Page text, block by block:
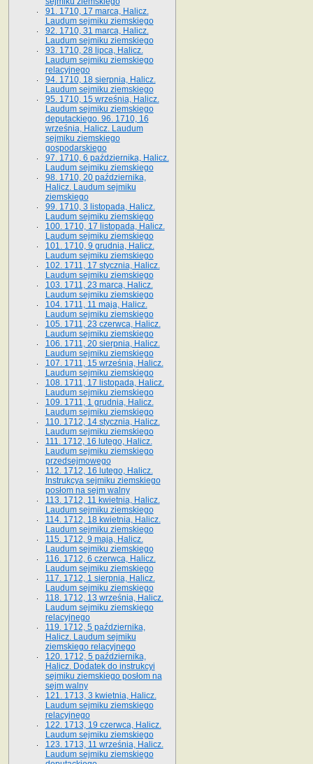
91. 1710, 17 marca, Halicz.
Laudum sejmiku ziemskiego
92. 1710, 31 marca, Halicz.
Laudum sejmiku ziemskiego
93. 1710, 28 lipca, Halicz.
Laudum sejmiku ziemskiego
relacyjnego
94. 1710, 18 sierpnia, Halicz.
Laudum sejmiku ziemskiego
95. 1710, 15 września, Halicz.
Laudum sejmiku ziemskiego
deputackiego. 96. 1710, 16
września, Halicz. Laudum
sejmiku ziemskiego
gospodarskiego
97. 1710, 6 października, Halicz.
Laudum sejmiku ziemskiego
98. 1710, 20 października,
Halicz. Laudum sejmiku
ziemskiego
99. 1710, 3 listopada, Halicz.
Laudum sejmiku ziemskiego
100. 1710, 17 listopada, Halicz.
Laudum sejmiku ziemskiego
101. 1710, 9 grudnia, Halicz.
Laudum sejmiku ziemskiego
102. 1711, 17 stycznia, Halicz.
Laudum sejmiku ziemskiego
103. 1711, 23 marca, Halicz.
Laudum sejmiku ziemskiego
104. 1711, 11 maja, Halicz.
Laudum sejmiku ziemskiego
105. 1711, 23 czerwca, Halicz.
Laudum sejmiku ziemskiego
106. 1711, 20 sierpnia, Halicz.
Laudum sejmiku ziemskiego
107. 1711, 15 września, Halicz.
Laudum sejmiku ziemskiego
108. 1711, 17 listopada, Halicz.
Laudum sejmiku ziemskiego
109. 1711, 1 grudnia, Halicz.
Laudum sejmiku ziemskiego
110. 1712, 14 stycznia, Halicz.
Laudum sejmiku ziemskiego
111. 1712, 16 lutego, Halicz.
Laudum sejmiku ziemskiego
przedsejmowego
112. 1712, 16 lutego, Halicz.
Instrukcya sejmiku ziemskiego
posłom na sejm walny
113. 1712, 11 kwietnia, Halicz.
Laudum sejmiku ziemskiego
114. 1712, 18 kwietnia, Halicz.
Laudum sejmiku ziemskiego
115. 1712, 9 maja, Halicz.
Laudum sejmiku ziemskiego
116. 1712, 6 czerwca, Halicz.
Laudum sejmiku ziemskiego
117. 1712, 1 sierpnia, Halicz.
Laudum sejmiku ziemskiego
118. 1712, 13 września, Halicz.
Laudum sejmiku ziemskiego
relacyjnego
119. 1712, 5 października,
Halicz. Laudum sejmiku
ziemskiego relacyjnego
120. 1712, 5 października,
Halicz. Dodatek do instrukcyi
sejmiku ziemskiego posłom na
sejm walny
121. 1713, 3 kwietnia, Halicz.
Laudum sejmiku ziemskiego
relacyjnego
122. 1713, 19 czerwca, Halicz.
Laudum sejmiku ziemskiego
123. 1713, 11 września, Halicz.
Laudum sejmiku ziemskiego